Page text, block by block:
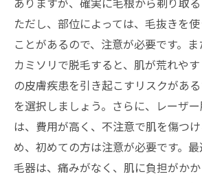
ただし、部位によっては、毛抜きを
ことがあるので、注意が必要です。
カミソリで脱毛すると、肌が荒れや
の皮膚疾患を引き起こすリスクがあ
を選択しましょう。さらに、レーザ
は、費用が高く、不注意で肌を傷つ
め、初めての方は注意が必要です。
毛器は、痛みがなく、肌に負担がか